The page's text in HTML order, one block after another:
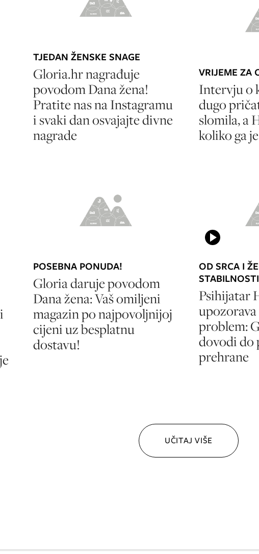
TJEDAN ŽENSKE SNAGE
Gloria.hr nagrađuje
povodom Dana žena!
Pratite nas na Instagramu
i svaki dan osvajajte divne
nagrade
POSEBNA PONUDA!
Gloria daruje povodom
Dana žena: Vaš omiljeni
magazin po najpovoljnijoj
cijeni uz besplatnu
dostavu!
VRIJEME ZA
Intervju o
dugo
slomila, a
koliko ga
OD SRCA I
STABILNOSTI
Psihijatar
problem:
dovodi do
prehrane
UČITAJ VIŠE